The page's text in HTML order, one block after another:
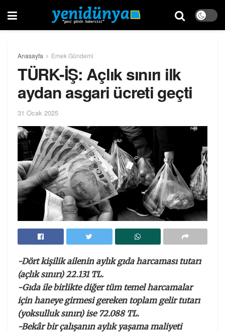
Anasayfa Emek Gündemi
TÜRK-İŞ: Açlık sınırı ilk
aydan asgari ücreti geçti
31 Ocak 2025
-Dört kişilik ailenin aylık gıda harcaması tutarı
(açlık sınırı) 22.131 TL.
-Gıda ile birlikte diğer tüm temel harcamalar
için haneye girmesi gereken toplam gelir tutarı
(yoksulluk sınırı) ise 72.088 TL.
-Bekâr bir çalışanın aylık yaşama maliyeti